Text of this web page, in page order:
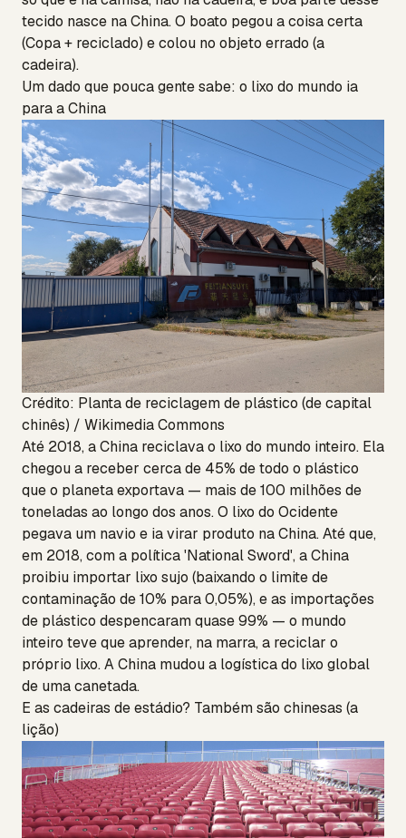
tecido nasce na China. O boato pegou a coisa certa
(Copa + reciclado) e colou no objeto errado (a
cadeira).
Um dado que pouca gente sabe: o lixo do mundo ia
para a China
Crédito: Planta de reciclagem de plástico (de capital
chinês) / Wikimedia Commons
Até 2018, a China reciclava o lixo do mundo inteiro. Ela
chegou a receber cerca de 45% de todo o plástico
que o planeta exportava — mais de 100 milhões de
toneladas ao longo dos anos. O lixo do Ocidente
pegava um navio e ia virar produto na China. Até que,
em 2018, com a política 'National Sword', a China
proibiu importar lixo sujo (baixando o limite de
contaminação de 10% para 0,05%), e as importações
de plástico despencaram quase 99% — o mundo
inteiro teve que aprender, na marra, a reciclar o
próprio lixo. A China mudou a logística do lixo global
de uma canetada.
E as cadeiras de estádio? Também são chinesas (a
lição)